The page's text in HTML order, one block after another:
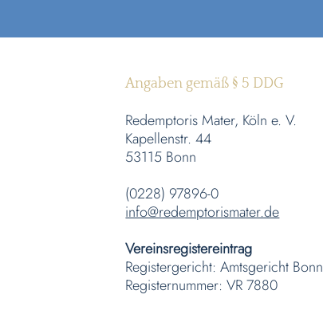
Angaben gemäß § 5 DDG
Redemptoris Mater, Köln e. V.
Kapellenstr. 44
53115 Bonn
(0228) 97896-0
info@redemptorismater.de
Vereinsregistereintrag
Registergericht: Amtsgericht Bonn
Registernummer: VR 7880